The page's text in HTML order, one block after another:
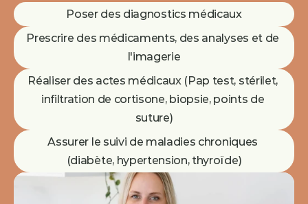
Poser des diagnostics médicaux
Prescrire des médicaments, des analyses et de
l'imagerie
Réaliser des actes médicaux (Pap test, stérilet,
infiltration de cortisone, biopsie, points de
suture)
Assurer le suivi de maladies chroniques
(diabète, hypertension, thyroïde)